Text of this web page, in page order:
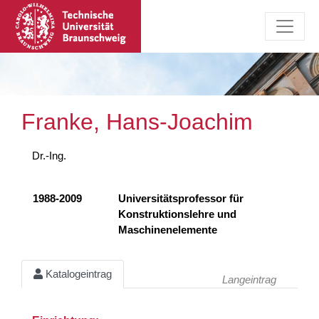
Franke, Hans-Joachim
Dr.-Ing.
1988-2009
Universitätsprofessor für
Konstruktionslehre und
Maschinenelemente
Katalogeintrag Langeintrag